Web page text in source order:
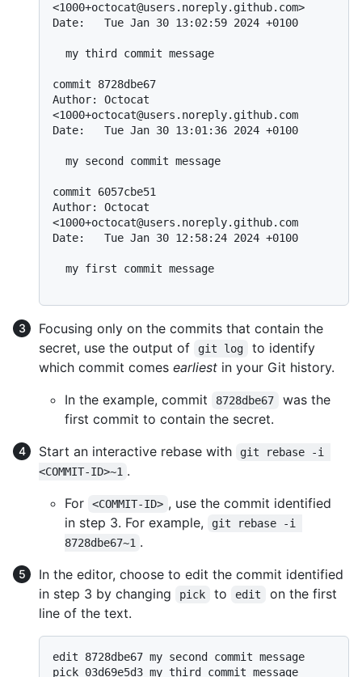
<1000+octocat@users.noreply.github.com>
Date:   Tue Jan 30 13:02:59 2024 +0100
commit 8728dbe67
Author: Octocat
<1000+octocat@users.noreply.github.com
Date:   Tue Jan 30 13:01:36 2024 +0100
commit 6057cbe51
Author: Octocat
<1000+octocat@users.noreply.github.com
Date:   Tue Jan 30 12:58:24 2024 +0100
Focusing only on the commits that contain the
secret, use the output of
git log
to identify
which commit comes earliest in your Git history.
In the example, commit
8728dbe67
was the
first commit to contain the secret.
Start an interactive rebase with
git rebase -i
<COMMIT-ID>~1 .
For
<COMMIT-ID> , use the commit identified
in step 3. For example,
git rebase -i
8728dbe67~1 .
In the editor, choose to edit the commit identified
in step 3 by changing
pick to edit
on the first
line of the text.
edit 8728dbe67 my second commit message
pick 03d69e5d3 my third commit message